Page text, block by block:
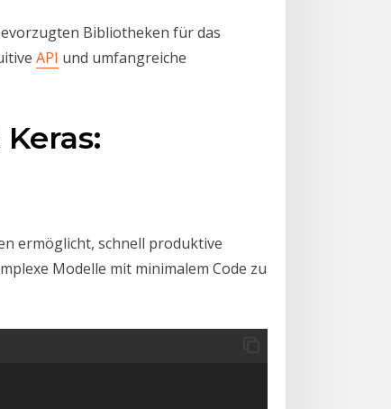
Bibliotheken für das
API und umfangreiche
ermöglicht, schnell produktive
Modelle mit minimalem Code zu